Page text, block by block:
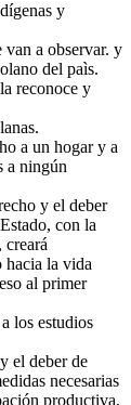
y
van a observar. y
del paìs.
reconoce y
a un hogar y a
a ningún
y el deber
con la
hacia la vida
al primer
los estudios
el deber de
necesarias
productiva,